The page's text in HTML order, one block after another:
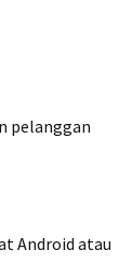
pelanggan
Android atau